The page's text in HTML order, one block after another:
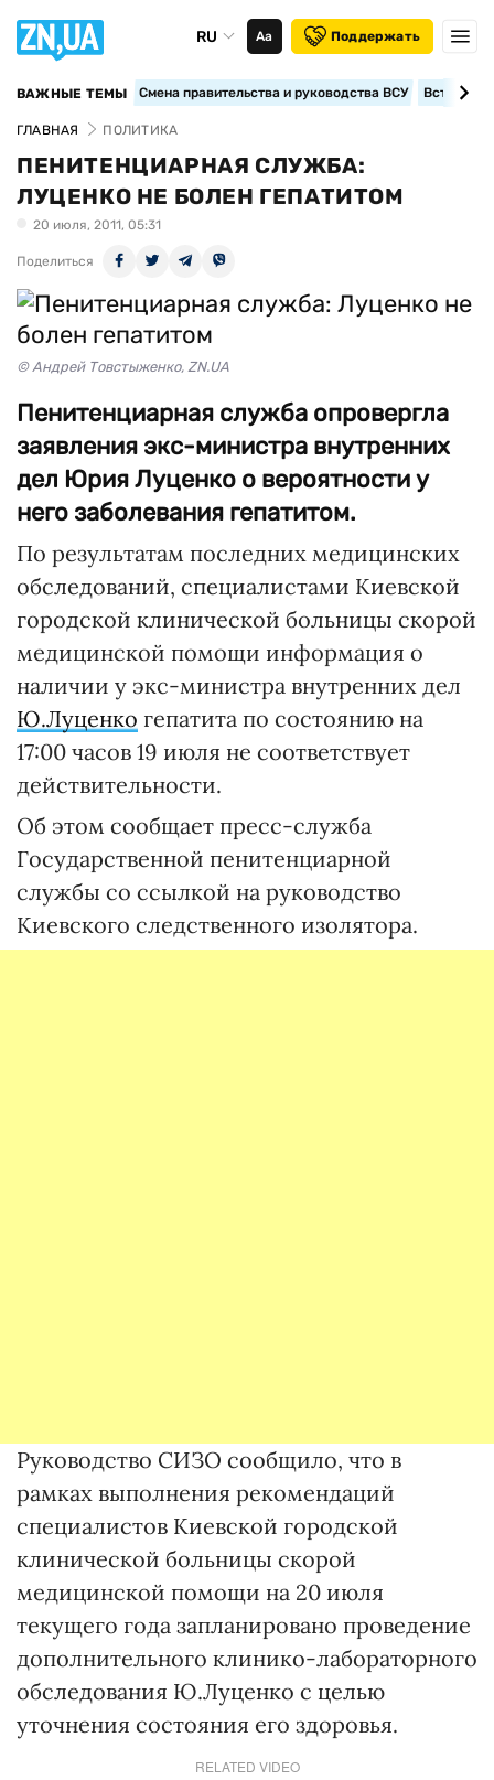
RU Аа Поддержать
ВАЖНЫЕ ТЕМЫ Смена правительства и руководства ВСУ
ГЛАВНАЯ ПОЛИТИКА
ПЕНИТЕНЦИАРНАЯ СЛУЖБА:
ЛУЦЕНКО НЕ БОЛЕН ГЕПАТИТОМ
20 июля, 2011, 05:31
Поделиться
© Андрей Товстыженко, ZN.UA
Пенитенциарная служба опровергла
заявления экс-министра внутренних
дел Юрия Луценко о вероятности у
него заболевания гепатитом.
По результатам последних медицинских
обследований, специалистами Киевской
городской клинической больницы скорой
медицинской помощи информация о
наличии у экс-министра внутренних дел
Ю.Луценко гепатита по состоянию на
17:00 часов 19 июля не соответствует
действительности.
Об этом сообщает пресс-служба
Государственной пенитенциарной
службы со ссылкой на руководство
Киевского следственного изолятора.
Руководство СИЗО сообщило, что в
рамках выполнения рекомендаций
специалистов Киевской городской
клинической больницы скорой
медицинской помощи на 20 июля
текущего года запланировано проведение
дополнительного клинико-лабораторного
обследования Ю.Луценко с целью
уточнения состояния его здоровья.
RELATED VIDEO